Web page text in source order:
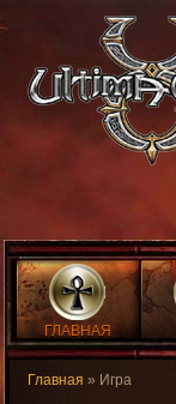
ГЛАВНАЯ
Главная » Игра